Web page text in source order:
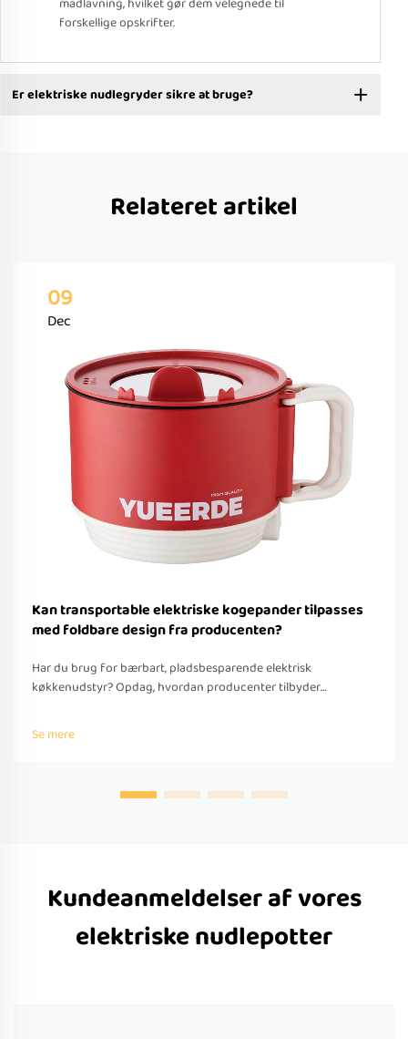
forskellige opskrifter.
Er elektriske nudlegryder sikre at bruge?
Relateret artikel
09
Dec
Kan transportable elektriske kogepander tilpasses
med foldbare design fra producenten?
Har du brug for bærbart, pladsbesparende elektrisk
køkkenudstyr? Opdag, hvordan producenter tilbyder
understøttelse, hurtig prototyping og overholdelse af globale
standarder. Anmod om et tilbud i dag.
Se mere
Kundeanmeldelser af vores
elektriske nudlepotter